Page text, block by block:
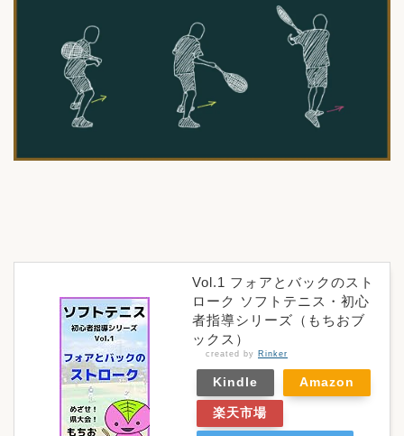
Vol.1 フォアとバックのスト
ローク ソフトテニス・初心
者指導シリーズ（もちおブ
ックス）
created by Rinker
Kindle Amazon
楽天市場